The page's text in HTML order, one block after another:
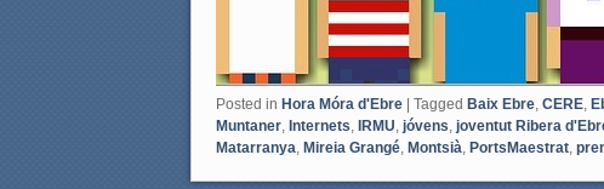
Posted in Hora Móra d'Ebre Tagged Baix Ebre, CERE,
Muntaner, Internets, IRMU, jóvens, joventut Ribera
Matarranya, Mireia Grangé, Montsià, PortsMaestrat,